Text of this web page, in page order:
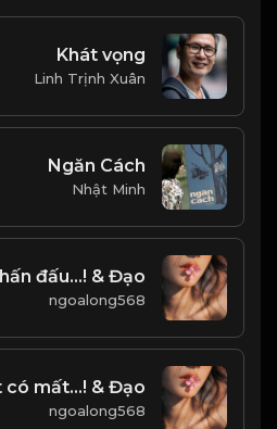
Khát vọng
Linh Trịnh Xuân
Ngăn Cách
Nhật Minh
ngoalong568
ngoalong568